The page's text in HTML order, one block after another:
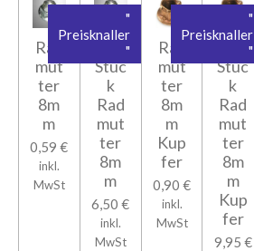
Rad
mut
ter
8m
m
0,59 €
inkl.
MwSt
"
Preisknaller
"
Stüc
k
Rad
mut
ter
8m
m
6,50 €
inkl.
MwSt
Rad
mut
ter
8m
m
Kup
fer
0,90 €
inkl.
MwSt
"
Preisknaller
"
Stüc
k
Rad
mut
ter
8m
m
Kup
fer
9,95 €